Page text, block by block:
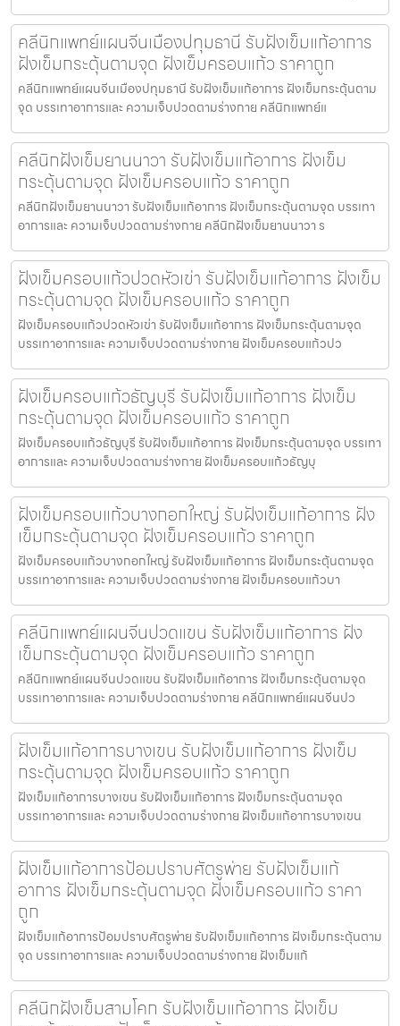
คลีนิกแพทย์แผนจีนเมืองปทุมธานี รับฝังเข็มแก้อาการ
ฝังเข็มกระตุ้นตามจุด ฝังเข็มครอบแก้ว ราคาถูก
คลีนิกแพทย์แผนจีนเมืองปทุมธานี รับฝังเข็มแก้อาการ ฝังเข็มกระตุ้นตาม
จุด บรรเทาอาการและ ความเจ็บปวดตามร่างกาย คลีนิกแพทย์แ
คลีนิกฝังเข็มยานนาวา รับฝังเข็มแก้อาการ ฝังเข็ม
กระตุ้นตามจุด ฝังเข็มครอบแก้ว ราคาถูก
คลีนิกฝังเข็มยานนาวา รับฝังเข็มแก้อาการ ฝังเข็มกระตุ้นตามจุด บรรเทา
อาการและ ความเจ็บปวดตามร่างกาย คลีนิกฝังเข็มยานนาวา ร
ฝังเข็มครอบแก้วปวดหัวเข่า รับฝังเข็มแก้อาการ ฝังเข็ม
กระตุ้นตามจุด ฝังเข็มครอบแก้ว ราคาถูก
ฝังเข็มครอบแก้วปวดหัวเข่า รับฝังเข็มแก้อาการ ฝังเข็มกระตุ้นตามจุด
บรรเทาอาการและ ความเจ็บปวดตามร่างกาย ฝังเข็มครอบแก้วปว
ฝังเข็มครอบแก้วธัญบุรี รับฝังเข็มแก้อาการ ฝังเข็ม
กระตุ้นตามจุด ฝังเข็มครอบแก้ว ราคาถูก
ฝังเข็มครอบแก้วธัญบุรี รับฝังเข็มแก้อาการ ฝังเข็มกระตุ้นตามจุด บรรเทา
อาการและ ความเจ็บปวดตามร่างกาย ฝังเข็มครอบแก้วธัญบุ
ฝังเข็มครอบแก้วบางกอกใหญ่ รับฝังเข็มแก้อาการ ฝัง
เข็มกระตุ้นตามจุด ฝังเข็มครอบแก้ว ราคาถูก
ฝังเข็มครอบแก้วบางกอกใหญ่ รับฝังเข็มแก้อาการ ฝังเข็มกระตุ้นตามจุด
บรรเทาอาการและ ความเจ็บปวดตามร่างกาย ฝังเข็มครอบแก้วบา
คลีนิกแพทย์แผนจีนปวดแขน รับฝังเข็มแก้อาการ ฝัง
เข็มกระตุ้นตามจุด ฝังเข็มครอบแก้ว ราคาถูก
คลีนิกแพทย์แผนจีนปวดแขน รับฝังเข็มแก้อาการ ฝังเข็มกระตุ้นตามจุด
บรรเทาอาการและ ความเจ็บปวดตามร่างกาย คลีนิกแพทย์แผนจีนปว
ฝังเข็มแก้อาการบางเขน รับฝังเข็มแก้อาการ ฝังเข็ม
กระตุ้นตามจุด ฝังเข็มครอบแก้ว ราคาถูก
ฝังเข็มแก้อาการบางเขน รับฝังเข็มแก้อาการ ฝังเข็มกระตุ้นตามจุด
บรรเทาอาการและ ความเจ็บปวดตามร่างกาย ฝังเข็มแก้อาการบางเขน
ฝังเข็มแก้อาการป้อมปราบศัตรูพ่าย รับฝังเข็มแก้
อาการ ฝังเข็มกระตุ้นตามจุด ฝังเข็มครอบแก้ว ราคา
ถูก
ฝังเข็มแก้อาการป้อมปราบศัตรูพ่าย รับฝังเข็มแก้อาการ ฝังเข็มกระตุ้นตาม
จุด บรรเทาอาการและ ความเจ็บปวดตามร่างกาย ฝังเข็มแก้
คลีนิกฝังเข็มสามโคก รับฝังเข็มแก้อาการ ฝังเข็ม